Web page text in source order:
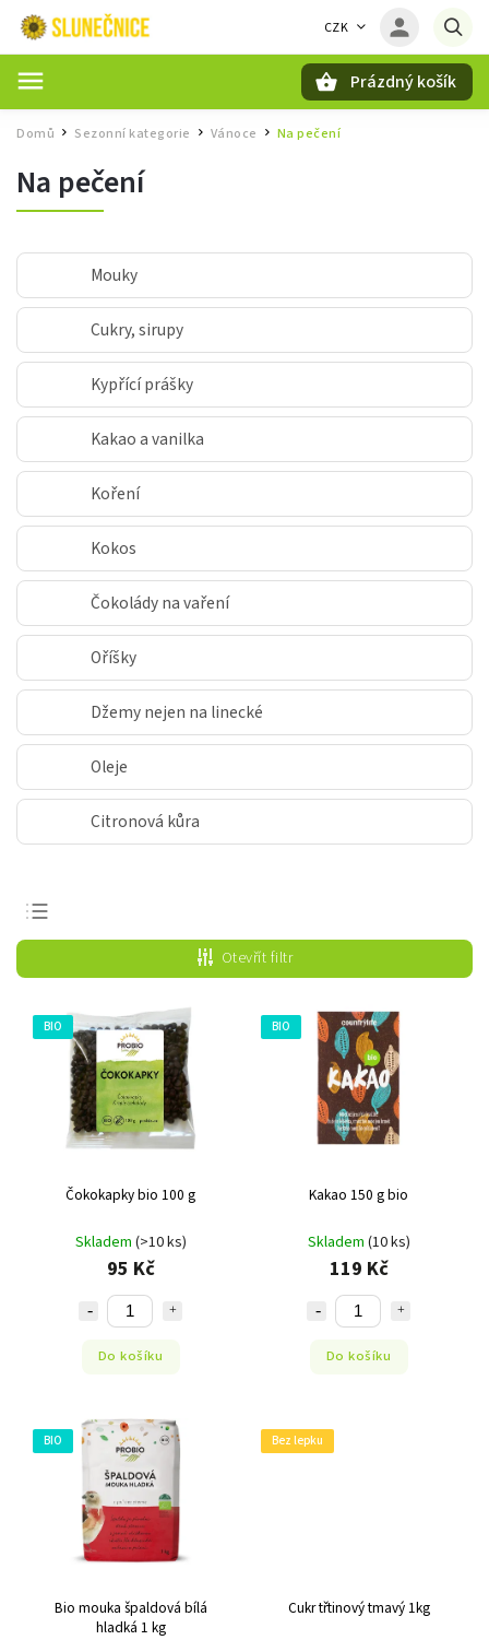
CZK
Prázdný košík
Domů / Sezonní kategorie Vánoce Na pečení
Na pečení
Mouky
Cukry, sirupy
Kypřící prášky
Kakao a vanilka
Koření
Kokos
Čokolády na vaření
Oříšky
Džemy nejen na linecké
Oleje
Citronová kůra
Nejprodávanější
Nejlevnější
Nejdražší
Abecedně
Otevřít filtr
BIO
Čokokapky bio 100 g
Skladem (>10 ks)
95 Kč
Do košíku
BIO
Kakao 150 g bio
Skladem (10 ks)
119 Kč
Do košíku
BIO
Bio mouka špaldová bílá
hladká 1 kg
Bez lepku
Cukr třtinový tmavý 1kg